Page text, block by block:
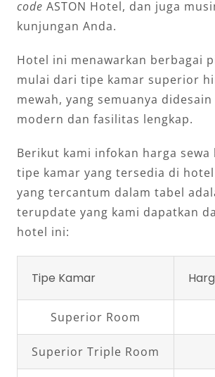
code ASTON Hotel, dan juga
kunjungan Anda.
Hotel ini menawarkan berbagai
mulai dari tipe kamar superior
mewah, yang semuanya didesain
modern dan fasilitas lengkap.
Berikut kami infokan harga
tipe kamar yang tersedia di
yang tercantum dalam tabel
terupdate yang kami dapatkan
hotel ini:
Tipe Kamar
Superior Room
Superior Triple Room